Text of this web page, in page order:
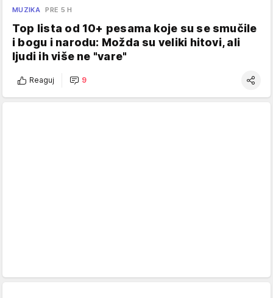
MUZIKA PRE 5 H
Top lista od 10+ pesama koje su se smučile
i bogu i narodu: Možda su veliki hitovi, ali
ljudi ih više ne "vare"
Reaguj 9